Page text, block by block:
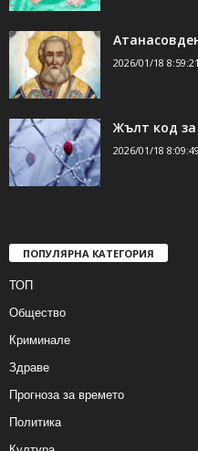
2026/01/18
Жълт код за
2026/01/18
ПОПУЛЯРНА КАТЕГОРИЯ
ТОП
Общество
Криминале
Здраве
Прогноза за времето
Политика